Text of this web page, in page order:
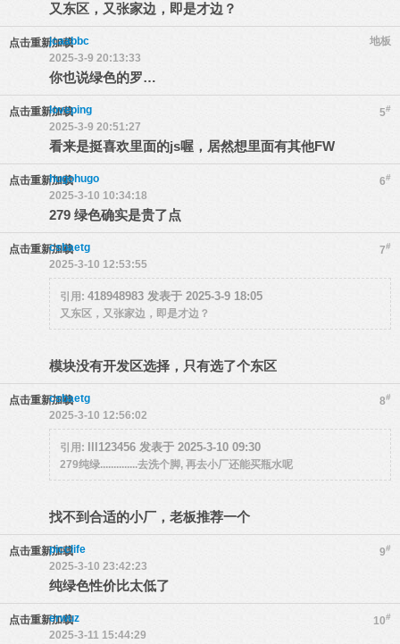
又东区，又张家边，即是才边？
点击重新加载 地板
jcaabbc
2025-3-9 20:13:33
你也说绿色的罗…
点击重新加载 5#
loveping
2025-3-9 20:51:27
看来是挺喜欢里面的js喔，居然想里面有其他FW
点击重新加载 6#
hugohugo
2025-3-10 10:34:18
279 绿色确实是贵了点
点击重新加载 7#
csbaetg
2025-3-10 12:53:55
引用: 418948983 发表于 2025-3-9 18:05
又东区，又张家边，即是才边？
模块没有开发区选择，只有选了个东区
点击重新加载 8#
csbaetg
2025-3-10 12:56:02
引用: lll123456 发表于 2025-3-10 09:30
279纯绿..............去洗个脚, 再去小厂还能买瓶水呢
找不到合适的小厂，老板推荐一个
点击重新加载 9#
picclife
2025-3-10 23:42:23
纯绿色性价比太低了
点击重新加载 10#
erwuz
2025-3-11 15:44:29